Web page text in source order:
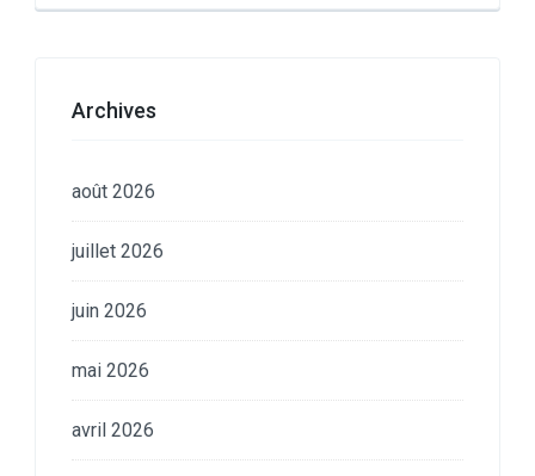
Archives
août 2026
juillet 2026
juin 2026
mai 2026
avril 2026